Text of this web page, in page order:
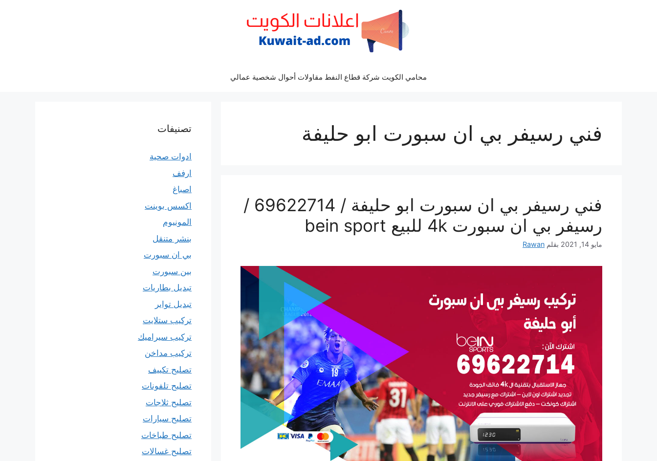
محامي الكويت شركة قطاع النفط مقاولات أحوال شخصية عمالي
فني رسيفر بي ان سبورت ابو حليفة
فني رسيفر بي ان سبورت ابو حليفة / 69622714 /
رسيفر بي ان سبورت 4k للبيع bein sport
مايو 14, 2021 بقلم Rawan
تصنيفات
ادوات صحية
ارفف
اصباغ
اكسس بوينت
المونيوم
بنشر متنقل
بي ان سبورت
بين سبورت
تبديل بطاريات
تبديل تواير
تركيب ستلايت
تركيب سيراميك
تركيب مداخن
تصليح تكييف
تصليح تلفونات
تصليح ثلاجات
تصليح سيارات
تصليح طباخات
تصليح غسالات